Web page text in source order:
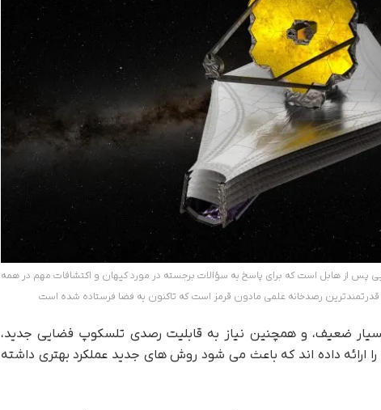
از هابل است که برای پاسخ به سؤالات برجسته در مورد کیهان و اکتشافات مهم در همه
رصدخانه علمی مادون قرمز است که تاکنون به فضا فرستاده شده است
ضعیف، و همچنین نیاز به قابلیت رصدی تلسکوپ فضایی جدید،
ارائه داده اند که باعث می شود روش های جدید عملکرد بهتری داشته